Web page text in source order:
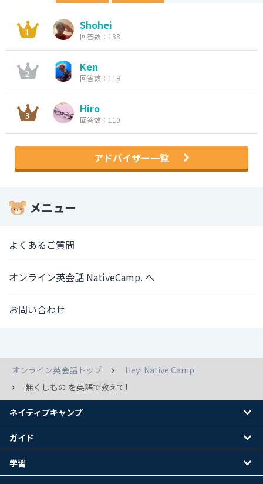
Shohei
回答数：138
Ken
回答数：119
Hiro
回答数：110
アドバイザー一覧
メニュー
よくあるご質問
オンライン英会話 NativeCamp. へ
お問い合わせ
オンライン英会話トップ
Hey! Native Camp
無くしもの を英語で教えて!
ネイティブキャンプ
ガイド
学習